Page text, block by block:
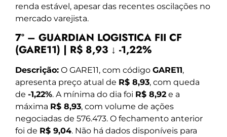
renda estável, apesar das recentes oscilações no
mercado varejista.
7º – GUARDIAN LOGISTICA FII CF
(GARE11) | R$ 8,93 ↓ -1,22%
Descrição: O GARE11, com código GARE11,
apresenta preço atual de R$ 8,93, com queda
de -1,22%. A mínima do dia foi R$ 8,92 e a
máxima R$ 8,93, com volume de ações
negociadas de 576.473. O fechamento anterior
foi de R$ 9,04. Não há dados disponíveis para